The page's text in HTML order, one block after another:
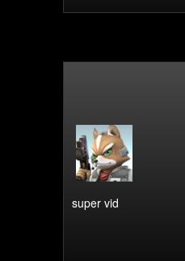
super vid